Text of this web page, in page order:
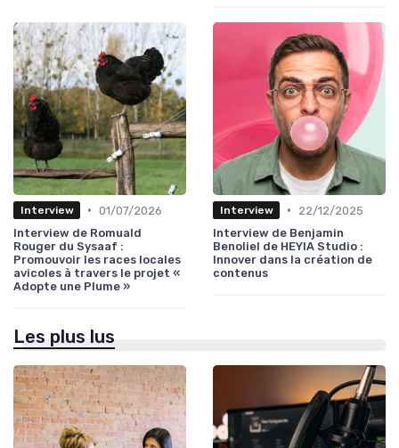
Interview • 01/07/2026
Interview de Romuald
Rouger du Sysaaf :
Promouvoir les races locales
avicoles à travers le projet «
Adopte une Plume »
Interview •
22/12/2025
Interview de Benjamin
Benoliel de HEYIA Studio :
Innover dans la création de
contenus
Les plus lus